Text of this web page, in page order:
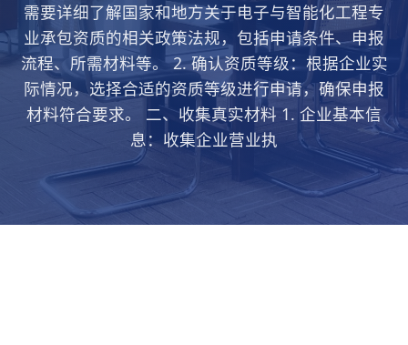
需要详细了解国家和地方关于电子与智能化工程专
业承包资质的相关政策法规，包括申请条件、申报
流程、所需材料等。 2. 确认资质等级：根据企业实
际情况，选择合适的资质等级进行申请，确保申报
材料符合要求。 二、收集真实材料 1. 企业基本信
息：收集企业营业执